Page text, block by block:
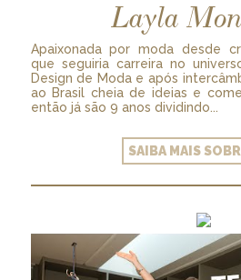
Layla
Apaixonada por moda desde
que seguiria carreira no
Design de Moda e após
ao Brasil cheia de ideias e
então já são 9 anos dividindo...
SAIBA MAIS